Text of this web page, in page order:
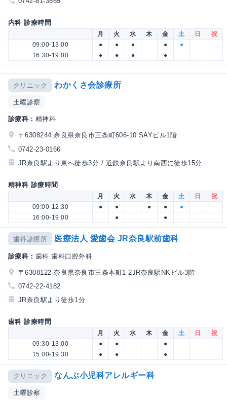
内科 診療時間
月 火 水 木 金 土 日
祝
09:00-13:00
● ● ● ●
●
16:30-19:00
● ● ● ●
クリニック わかくさ会診療所
土曜診察
診療科： 精神科
〒6308244 奈良県奈良市三条町606-10 SAYビル1階
0742-23-0166
JR奈良駅より東へ徒歩3分 / 近鉄奈良駅より南西に徒歩15分
精神科 診療時間
月 火 水 木 金 土 日
祝
09:00-12:30
● ● ● ●
●
16:00-19:00
● ●
歯科診療所 医療法人 愛歯会 JR奈良駅前歯科
診療科： 歯科 歯科口腔外科
〒6308122 奈良県奈良市三条本町1-2JR奈良駅NKビル3階
0742-22-4182
JR奈良駅より徒歩1分
歯科 診療時間
月 火 水 木 金 土 日
祝
09:30-13:00
● ●
●
15:00-19:30
● ● ●
クリニック なんぶ小児科アレルギー科
土曜診察